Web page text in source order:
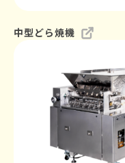
中型どら焼機